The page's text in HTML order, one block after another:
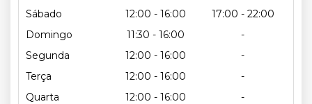
Sábado
12:00 - 16:00
17:00 - 22:00
Domingo
11:30 - 16:00
-
Segunda
12:00 - 16:00
-
Terça
12:00 - 16:00
-
Quarta
12:00 - 16:00
-